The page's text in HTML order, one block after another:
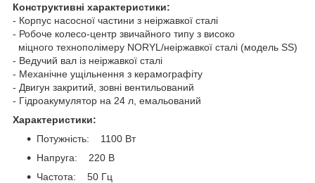
Конструктивні характеристики:
- Корпус насосної частини з неіржавкої сталі
- Робоче колесо-центр звичайного типу з високо
міцного технополімеру NORYL/неіржавкої сталі (модель SS)
- Ведучий вал із неіржавкої сталі
- Механічне ущільнення з керамографіту
- Двигун закритий, зовні вентильований
- Гідроакумулятор на 24 л, емальований
Характеристики:
Потужність: 1100 Вт
Напруга: 220 В
Частота: 50 Гц